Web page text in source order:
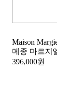
Maison
메종 마르지
396,000원